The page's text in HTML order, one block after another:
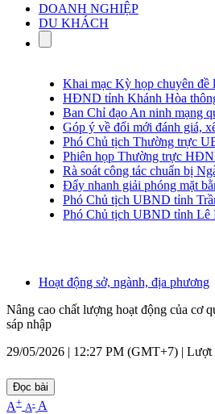
DOANH NGHIỆP
DU KHÁCH
Khai mạc Kỳ họp chuyên đề
HĐND tỉnh Khánh Hòa thông
Ban Chỉ đạo An ninh mạng
Góp ý về đổi mới đánh giá,
Phó Chủ tịch Thường trực
Phiên họp Thường trực HĐND
Rà soát công tác chuẩn bị
Đẩy nhanh giải phóng mặt
Phó Chủ tịch UBND tỉnh Trần
Phó Chủ tịch UBND tỉnh Lê
Hoạt động sở, ngành, địa phương
Nâng cao chất lượng hoạt động của cơ
sáp nhập
29/05/2026 | 12:27 PM (GMT+7) | Lượt
Đọc bài
A+ A- A